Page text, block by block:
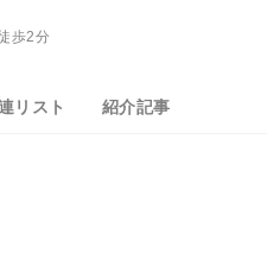
歩2分
リスト 紹介記事